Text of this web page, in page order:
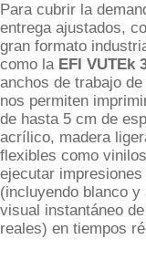
Para cubrir la
entrega ajustados,
gran formato
como la EFI VUTEk
anchos de trabajo
nos permiten
de hasta 5 cm de
acrílico, madera
flexibles como
ejecutar
(incluyendo blanco
visual instantáneo
reales) en tiempos